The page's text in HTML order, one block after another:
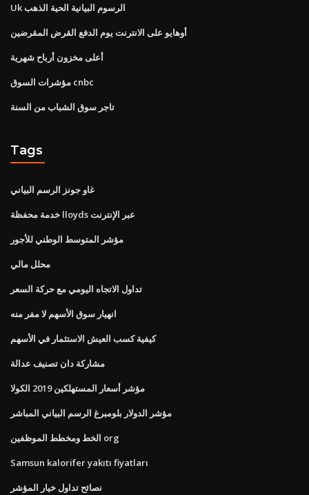
Uk الرسوم البيانية الحية الذهب
أوهايو على الانترنت يوم الدفع القرض المقرضين
أعلى مخزون أرباح شهرية
مؤشرات السوق cnbc
تاجر سوق الشباب من السنة
Tags
غاو جونز الرسم البياني
خدمة محفظة lloyds عبر الإنترنت
مؤشر المتوسط ​​الوطني للأجور
محلل مالي
تداول الاتجاه اليومي مع حركة السعر
انهيار سوق الأسهم لا مفر منه
كيفية كسب العيش الاستثمار في الأسهم
مشاركة دان تصنيف عدالة
مؤشر أسعار المستهلكين 2019 الكولا
مؤشر الدولار بلومبرغ الرسم البياني المباشر
الخط ومخطط الموظفين org
Samsun kalorifer yakıtı fiyatları
نصائح تداول خيار المؤشر